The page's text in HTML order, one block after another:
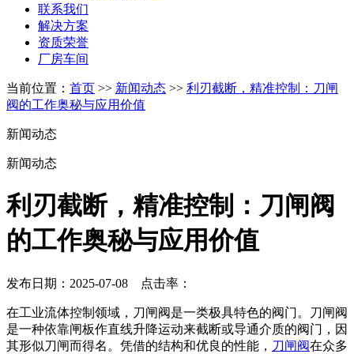
联系我们
解决方案
资质荣誉
厂房车间
当前位置： 首页 >> 新闻动态 >> 利刃截断，精准控制：刀闸
阀的工作奥秘与应用价值
新闻动态
新闻动态
利刃截断，精准控制：刀闸阀
的工作奥秘与应用价值
发布日期：2025-07-08 点击率：
在工业流体控制领域，刀闸阀是一类极具特色的阀门。刀闸阀
是一种依靠闸板作直线升降运动来截断或导通介质的阀门，因
其形似刀闸而得名。凭借的结构和优良的性能， 刀闸阀在众多